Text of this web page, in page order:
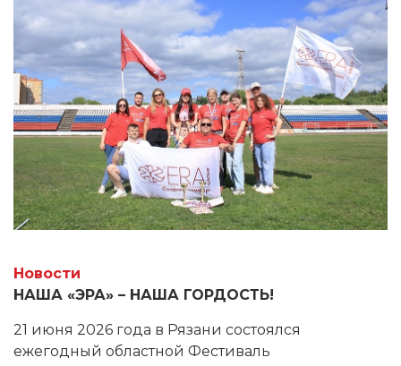
Новости
НАША «ЭРА» – НАША ГОРДОСТЬ!
21 июня 2026 года в Рязани состоялся
ежегодный областной Фестиваль